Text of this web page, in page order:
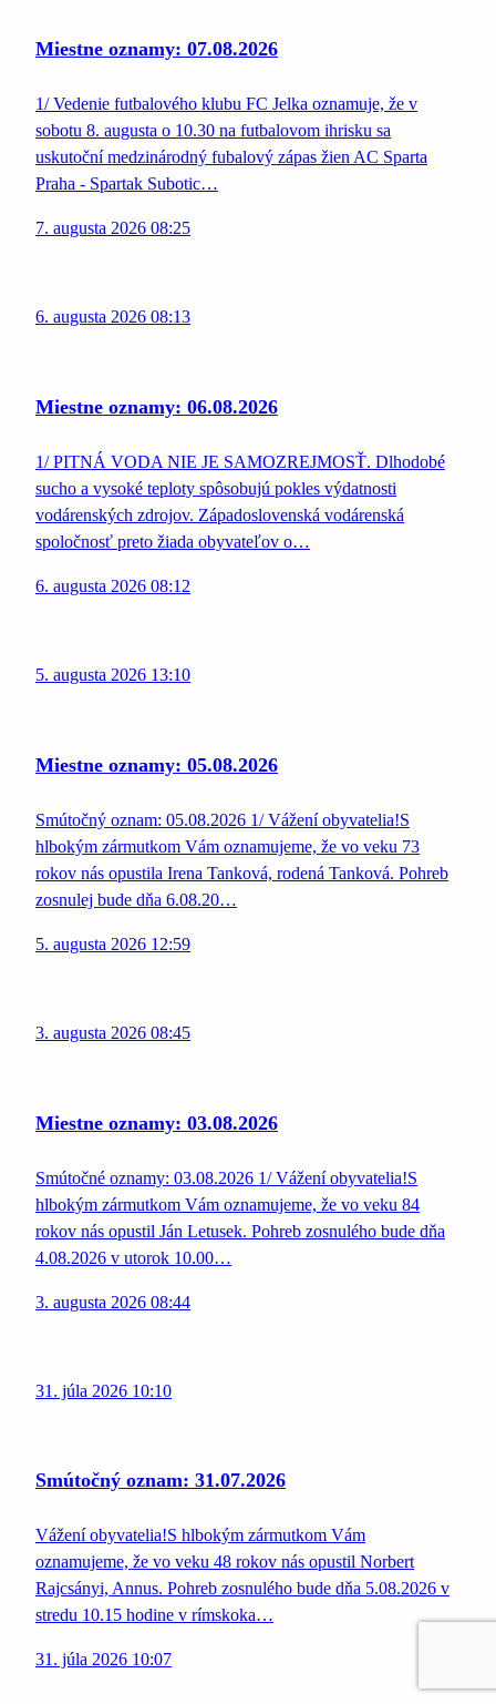
Miestne oznamy: 07.08.2026
1/ Vedenie futbalového klubu FC Jelka oznamuje, že v
sobotu 8. augusta o 10.30 na futbalovom ihrisku sa
uskutoční medzinárodný fubalový zápas žien AC Sparta
Praha - Spartak Subotic…
7. augusta 2026 08:25
6. augusta 2026 08:13
Miestne oznamy: 06.08.2026
1/ PITNÁ VODA NIE JE SAMOZREJMOSŤ. Dlhodobé
sucho a vysoké teploty spôsobujú pokles výdatnosti
vodárenských zdrojov. Západoslovenská vodárenská
spoločnosť preto žiada obyvateľov o…
6. augusta 2026 08:12
5. augusta 2026 13:10
Miestne oznamy: 05.08.2026
Smútočný oznam: 05.08.2026 1/ Vážení obyvatelia!S
hlbokým zármutkom Vám oznamujeme, že vo veku 73
rokov nás opustila Irena Tanková, rodená Tanková. Pohreb
zosnulej bude dňa 6.08.20…
5. augusta 2026 12:59
3. augusta 2026 08:45
Miestne oznamy: 03.08.2026
Smútočné oznamy: 03.08.2026 1/ Vážení obyvatelia!S
hlbokým zármutkom Vám oznamujeme, že vo veku 84
rokov nás opustil Ján Letusek. Pohreb zosnulého bude dňa
4.08.2026 v utorok 10.00…
3. augusta 2026 08:44
31. júla 2026 10:10
Smútočný oznam: 31.07.2026
Vážení obyvatelia!S hlbokým zármutkom Vám
oznamujeme, že vo veku 48 rokov nás opustil Norbert
Rajcsányi, Annus. Pohreb zosnulého bude dňa 5.08.2026 v
stredu 10.15 hodine v rímskoka…
31. júla 2026 10:07